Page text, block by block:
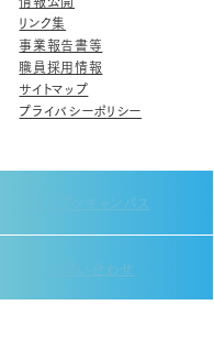
リンク集
事業報告書等
職員採用情報
サイトマップ
プライバシーポリシー
オープンキャンパス
お問い合わせ